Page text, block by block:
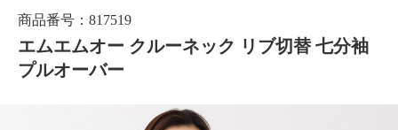
商品番号：817519
エムエムオー クルーネック リブ切替 七分袖
プルオーバー